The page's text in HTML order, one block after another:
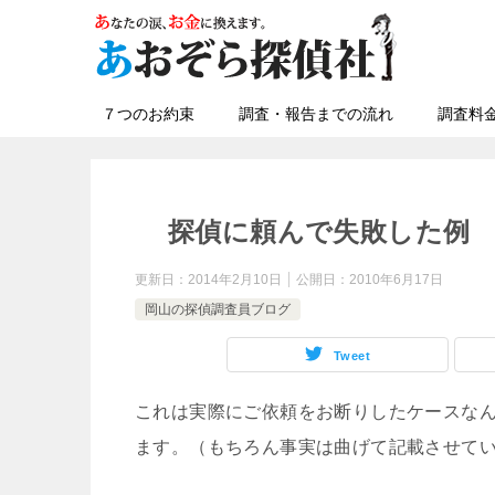
７つのお約束 調査・報告までの流れ 調査料
探偵に頼んで失敗した例
更新日： 2014年2月10日 公開日： 2010年6月17日
岡山の探偵調査員ブログ
Tweet
これは実際にご依頼をお断りしたケースな
ます。（もちろん事実は曲げて記載させて